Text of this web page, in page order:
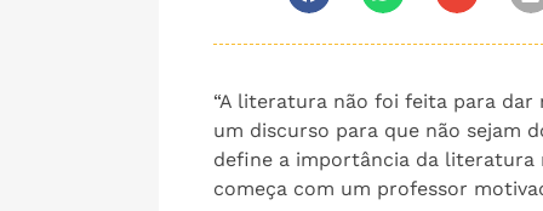
“A literatura não foi feita para dar
um discurso para que não sejam
define a importância da literatura
começa com um professor